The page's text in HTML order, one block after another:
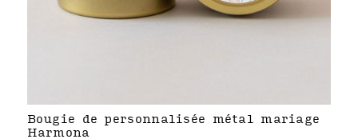
Bougie de personnalisée métal mariage
Harmona